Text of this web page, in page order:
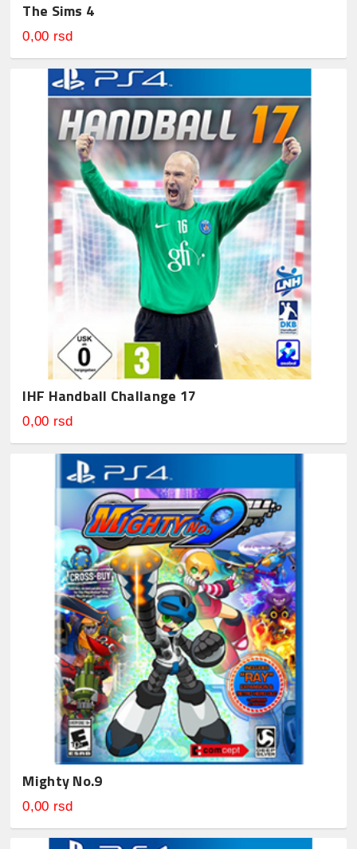
The Sims 4
0,00 rsd
IHF Handball Challange 17
0,00 rsd
Mighty No.9
0,00 rsd